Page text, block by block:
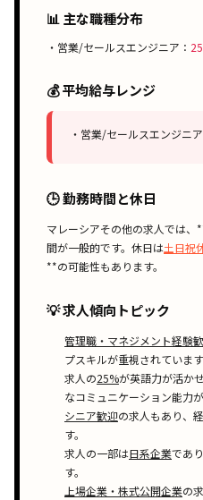
📊 主な職種分布
・営業/セールスエンジニア：
💰 平均給与レンジ
・営業/セールスエンジニア
🕒 勤務時間と休日
マレーシアその他の求人では、
間が一般的です。休日は土日祝
**の可能性もあります。
💡 求人傾向トピック
管理職・マネジメント経験
プスキルが重視されています
求人の25%が英語力が活か
なコミュニケーション能力が
シニア歓迎の求人もあり、
す。
求人の一部は日系企業であ
す。
上場企業・株式公開企業の